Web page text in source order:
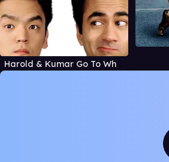
Harold & Kumar Go To White Castle